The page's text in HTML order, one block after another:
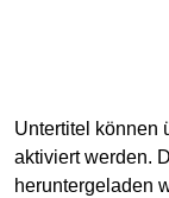
Untertitel können
aktiviert werden.
heruntergeladen